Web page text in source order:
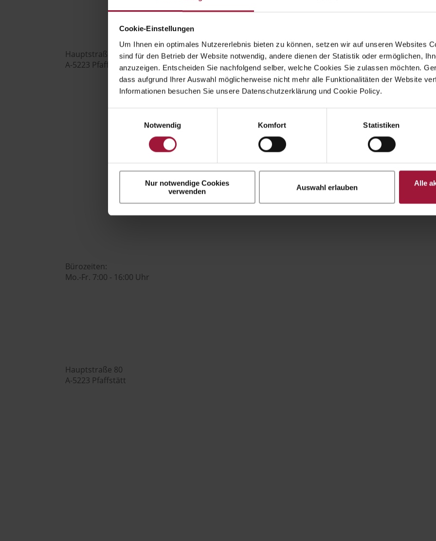
Cookie-Einstellungen
Um Ihnen ein optimales Nutzererlebnis bieten zu können, setzen wir auf unseren Websites
sind für den Betrieb der Website notwendig, andere dienen der Statistik oder ermöglichen,
anzuzeigen. Entscheiden Sie nachfolgend selber, welche Cookies Sie zulassen möchten.
dass aufgrund Ihrer Auswahl möglicherweise nicht mehr alle Funktionalitäten der Website
Informationen besuchen Sie unsere Datenschutzerklärung und Cookie Policy.
Notwendig
Komfort Statistiken
Nur notwendige Cookies
verwenden
Auswahl erlauben Alle
Hauptstraße 80
A-5223 Pfaffstätt
office@huberslandhendl.at
Bürozeiten:
Mo.-Fr. 7:00 - 16:00 Uhr
Hauptstraße 80
A-5223 Pfaffstätt